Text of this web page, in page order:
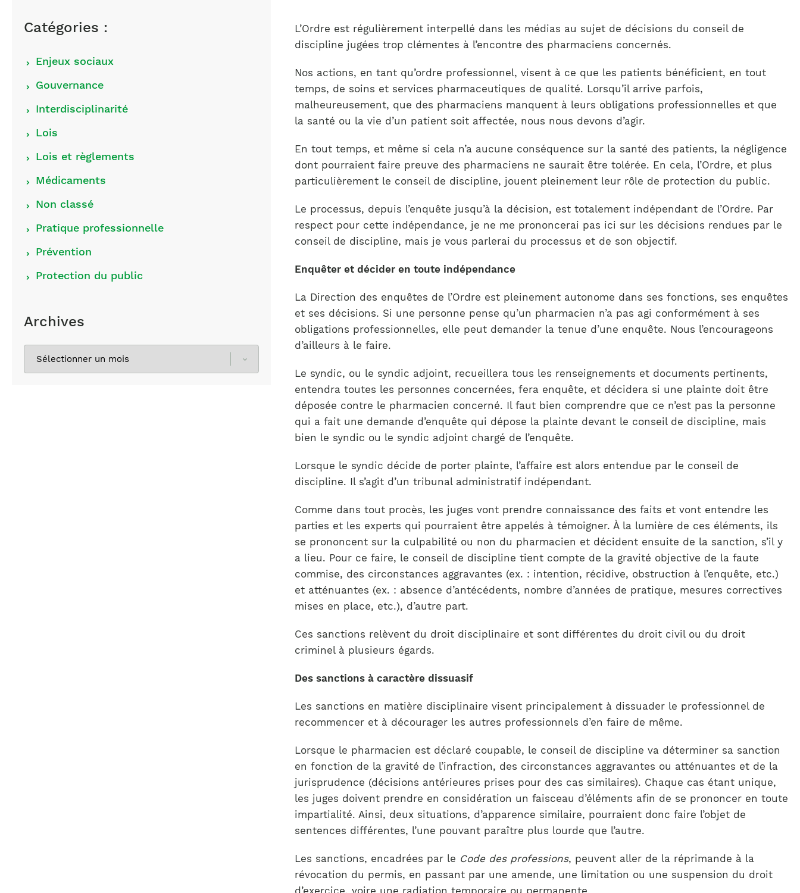
Catégories :
Choisir
catégories
Enjeux sociaux
Gouvernance
Interdisciplinarité
Lois
Lois et règlements
Médicaments
Non classé
Pratique professionnelle
Prévention
Protection du public
Archives
L’Ordre est régulièrement interpellé dans les médias au sujet de décisions du conseil de
discipline jugées trop clémentes à l’encontre des pharmaciens concernés.
Nos actions, en tant qu’ordre professionnel, visent à ce que les patients bénéficient, en tout
temps, de soins et services pharmaceutiques de qualité. Lorsqu’il arrive parfois,
malheureusement, que des pharmaciens manquent à leurs obligations professionnelles et que
la santé ou la vie d’un patient soit affectée, nous nous devons d’agir.
En tout temps, et même si cela n’a aucune conséquence sur la santé des patients, la négligence
dont pourraient faire preuve des pharmaciens ne saurait être tolérée. En cela, l’Ordre, et plus
particulièrement le conseil de discipline, jouent pleinement leur rôle de protection du public.
Le processus, depuis l’enquête jusqu’à la décision, est totalement indépendant de l’Ordre. Par
respect pour cette indépendance, je ne me prononcerai pas ici sur les décisions rendues par le
conseil de discipline, mais je vous parlerai du processus et de son objectif.
Enquêter et décider en toute indépendance
La Direction des enquêtes de l’Ordre est pleinement autonome dans ses fonctions, ses enquêtes
et ses décisions. Si une personne pense qu’un pharmacien n’a pas agi conformément à ses
obligations professionnelles, elle peut demander la tenue d’une enquête. Nous l’encourageons
d’ailleurs à le faire.
Le syndic, ou le syndic adjoint, recueillera tous les renseignements et documents pertinents,
entendra toutes les personnes concernées, fera enquête, et décidera si une plainte doit être
déposée contre le pharmacien concerné. Il faut bien comprendre que ce n’est pas la personne
qui a fait une demande d’enquête qui dépose la plainte devant le conseil de discipline, mais
bien le syndic ou le syndic adjoint chargé de l’enquête.
Lorsque le syndic décide de porter plainte, l’affaire est alors entendue par le conseil de
discipline. Il s’agit d’un tribunal administratif indépendant.
Comme dans tout procès, les juges vont prendre connaissance des faits et vont entendre les
parties et les experts qui pourraient être appelés à témoigner. À la lumière de ces éléments, ils
se prononcent sur la culpabilité ou non du pharmacien et décident ensuite de la sanction, s’il y
a lieu. Pour ce faire, le conseil de discipline tient compte de la gravité objective de la faute
commise, des circonstances aggravantes (ex. : intention, récidive, obstruction à l’enquête, etc.)
et atténuantes (ex. : absence d’antécédents, nombre d’années de pratique, mesures correctives
mises en place, etc.), d’autre part.
Ces sanctions relèvent du droit disciplinaire et sont différentes du droit civil ou du droit
criminel à plusieurs égards.
Des sanctions à caractère dissuasif
Les sanctions en matière disciplinaire visent principalement à dissuader le professionnel de
recommencer et à décourager les autres professionnels d’en faire de même.
Lorsque le pharmacien est déclaré coupable, le conseil de discipline va déterminer sa sanction
en fonction de la gravité de l’infraction, des circonstances aggravantes ou atténuantes et de la
jurisprudence (décisions antérieures prises pour des cas similaires). Chaque cas étant unique,
les juges doivent prendre en considération un faisceau d’éléments afin de se prononcer en toute
impartialité. Ainsi, deux situations, d’apparence similaire, pourraient donc faire l’objet de
sentences différentes, l’une pouvant paraître plus lourde que l’autre.
Les sanctions, encadrées par le Code des professions, peuvent aller de la réprimande à la
révocation du permis, en passant par une amende, une limitation ou une suspension du droit
d’exercice, voire une radiation temporaire ou permanente.